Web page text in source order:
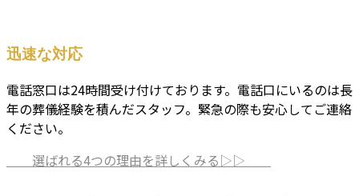
迅速な対応
電話窓口は24時間受け付けております。電話口にいるのは長
年の葬儀経験を積んだスタッフ。緊急の際も安心してご連絡
ください。
選ばれる4つの理由を詳しくみる▷▷